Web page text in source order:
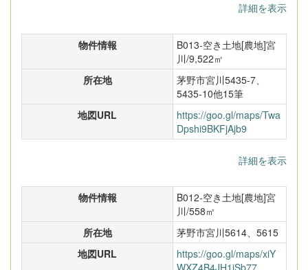
詳細を表示
物件情報
B013-空き土地[農地]宮
川/9,522㎡
所在地
茅野市宮川5435-7、
5435-10他15筆
地図URL
https://goo.gl/maps/Twa
Dpshi9BKFjAjb9
詳細を表示
物件情報
B012-空き土地[農地]宮
川/558㎡
所在地
茅野市宮川5614、5615
地図URL
https://goo.gl/maps/xiY
WXZ4B4JH1iSb77